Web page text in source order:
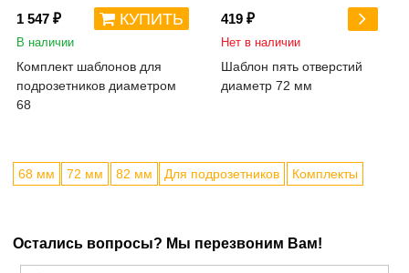
1 547 ₽ КУПИТЬ
В наличии
Комплект шаблонов для
подрозетников диаметром
68
419 ₽
Нет в наличии
Шаблон пять отверстий
диаметр 72 мм
68 мм 72 мм 82 мм Для подрозетников Комплекты
Остались вопросы? Мы перезвоним Вам!